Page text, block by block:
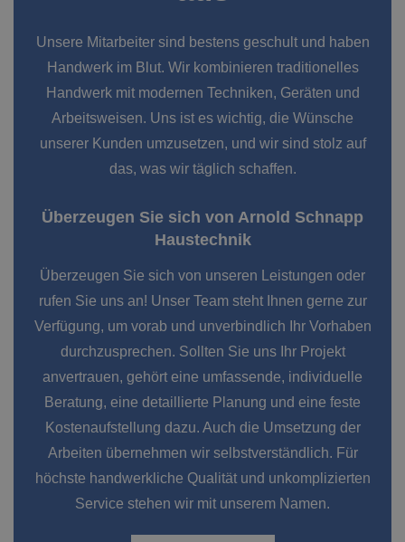
Unsere Mitarbeiter sind bestens geschult und haben
Handwerk im Blut. Wir kombinieren traditionelles
Handwerk mit modernen Techniken, Geräten und
Arbeitsweisen. Uns ist es wichtig, die Wünsche
unserer Kunden umzusetzen, und wir sind stolz auf
das, was wir täglich schaffen.
Überzeugen Sie sich von Arnold Schnapp
Haustechnik
Überzeugen Sie sich von unseren Leistungen oder
rufen Sie uns an! Unser Team steht Ihnen gerne zur
Verfügung, um vorab und unverbindlich Ihr Vorhaben
durchzusprechen. Sollten Sie uns Ihr Projekt
anvertrauen, gehört eine umfassende, individuelle
Beratung, eine detaillierte Planung und eine feste
Kostenaufstellung dazu. Auch die Umsetzung der
Arbeiten übernehmen wir selbstverständlich. Für
höchste handwerkliche Qualität und unkomplizierten
Service stehen wir mit unserem Namen.